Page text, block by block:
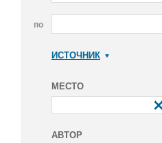
по
ИСТОЧНИК
МЕСТО
АВТОР